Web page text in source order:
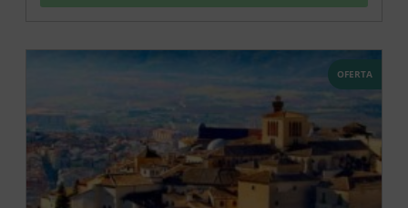
OFERTA